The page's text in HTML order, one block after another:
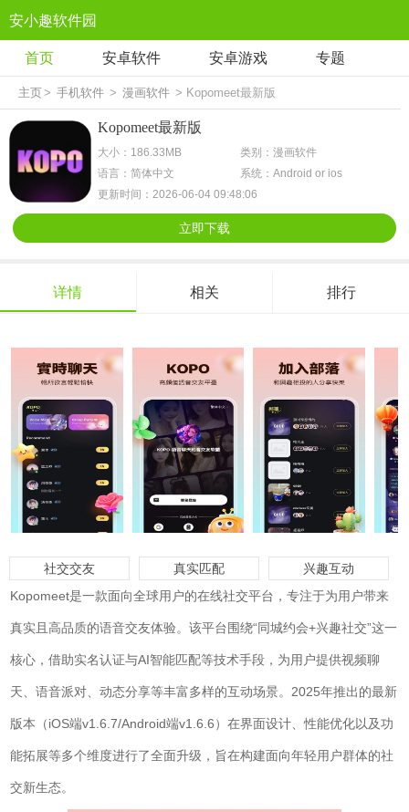
安小趣软件园
首页 安卓软件 安卓游戏 专题
主页> 手机软件 > 漫画软件 > Kopomeet最新版
Kopomeet最新版
大小：186.33MB
类别：漫画软件
语言：简体中文
系统：Android or ios
更新时间：2026-06-04 09:48:06
立即下载
详情 相关 排行
社交交友 真实匹配
兴趣互动
Kopomeet是一款面向全球用户的在线社交平台，专注于为用户带来
真实且高品质的语音交友体验。该平台围绕“同城约会+兴趣社交”这一
核心，借助实名认证与AI智能匹配等技术手段，为用户提供视频聊
天、语音派对、动态分享等丰富多样的互动场景。2025年推出的最新
版本（iOS端v1.6.7/Android端v1.6.6）在界面设计、性能优化以及功
能拓展等多个维度进行了全面升级，旨在构建面向年轻用户群体的社
交新生态。